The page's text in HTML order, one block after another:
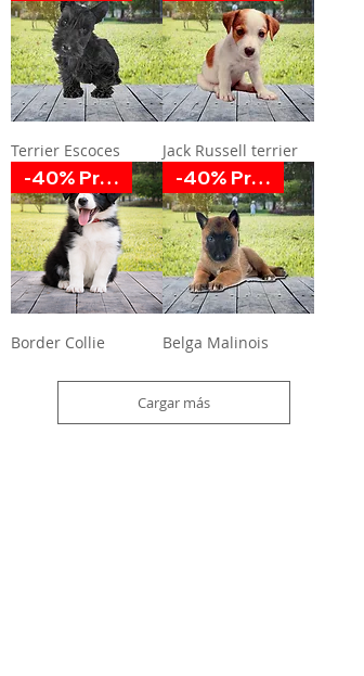
Terrier Escoces Jack Russell terrier
-40% Promoción
Border Collie
-40% Promoción
Belga Malinois
Cargar más